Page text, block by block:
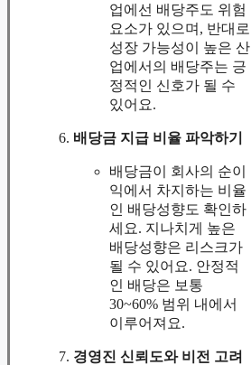
업에선 배당주도 위험
요소가 있으며, 반대로
성장 가능성이 높은 산
업에서의 배당주는 긍
정적인 신호가 될 수
있어요.
배당금 지급 비율 파악하기
배당금이 회사의 순이
익에서 차지하는 비율
인 배당성향도 확인하
세요. 지나치게 높은
배당성향은 리스크가
될 수 있어요. 안정적
인 배당은 보통
30~60% 범위 내에서
이루어져요.
경영진 신뢰도와 비전 고려